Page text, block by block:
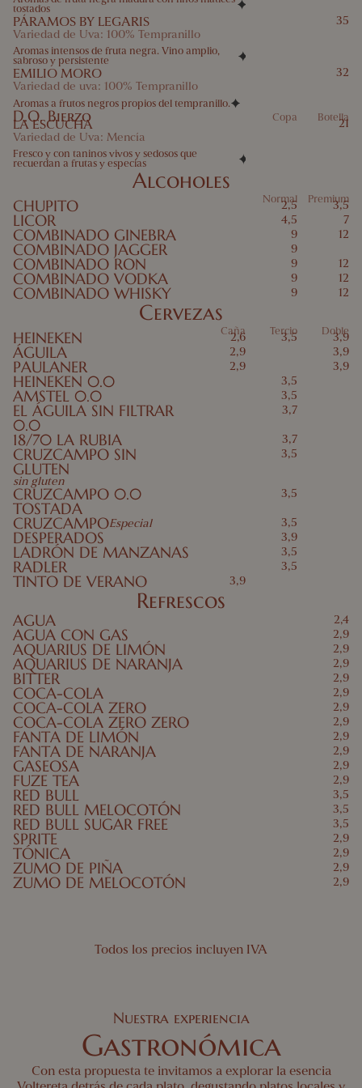
tostados
PÁRAMOS BY LEGARIS
Variedad de Uva: 100% Tempranillo
Aromas intensos de fruta negra. Vino amplio,
sabroso y persistente
35
EMILIO MORO
Variedad de uva: 100% Tempranillo
Aromas a frutos negros propios del tempranillo.
32
D.O. Bierzo Copa Botella
LA ESCUCHA
Variedad de Uva: Mencía
Fresco y con taninos vivos y sedosos que
recuerdan a frutas y especias
21
Alcoholes
Normal Premium
CHUPITO 2,5 3,5
LICOR 4,5 7
COMBINADO GINEBRA 9 12
COMBINADO JAGGER 9
COMBINADO RON 9 12
COMBINADO VODKA 9 12
COMBINADO WHISKY 9 12
Cervezas
Caña Tercio Doble
HEINEKEN 2,6 3,5 3,9
ÁGUILA 2,9 3,9
PAULANER 2,9 3,9
HEINEKEN 0.0 3,5
AMSTEL 0.0 3,5
EL ÁGUILA SIN FILTRAR
0.0
3,7
18/70 LA RUBIA 3,7
CRUZCAMPO SIN
GLUTEN
sin gluten
3,5
CRUZCAMPO 0.0
TOSTADA
3,5
CRUZCAMPOEspecial 3,5
DESPERADOS 3,9
LADRÓN DE MANZANAS 3,5
RADLER 3,5
TINTO DE VERANO 3,9
Refrescos
AGUA 2,4
AGUA CON GAS 2,9
AQUARIUS DE LIMÓN 2,9
AQUARIUS DE NARANJA 2,9
BITTER 2,9
COCA-COLA 2,9
COCA-COLA ZERO 2,9
COCA-COLA ZERO ZERO 2,9
FANTA DE LIMÓN 2,9
FANTA DE NARANJA 2,9
GASEOSA 2,9
FUZE TEA 2,9
RED BULL 3,5
RED BULL MELOCOTÓN 3,5
RED BULL SUGAR FREE 3,5
SPRITE 2,9
TÓNICA 2,9
ZUMO DE PIÑA 2,9
ZUMO DE MELOCOTÓN 2,9
Bienvenidos a Tanzania
CROQUETAS DE PATO TERIYAKI2 uds
Alérgenos: 1, 3, 6, 7, 10, 11, 12 • Puede contener trazas: 2, 4, 14
Apto para embarazadas
Croquetas melosas de pato sobre nuestra base de
NUGGETS DE POLLO
Alérgenos: 1 • Puede contener trazas: 2, 4, 7, 14
Apto para embarazadas
HAMBURGUESA CON QUESO Y
PATATAS
Alérgenos: 1, 6, 7, 12 • Puede contener trazas: 2, 4, 14
Adaptable Apto para embarazadas: Muy hecho
Todos los precios incluyen IVA
Nuestra experiencia
Gastronómica
Con esta propuesta te invitamos a explorar la esencia